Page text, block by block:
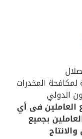
لمكافحة المخدرات
الدولي
العاملين فى أي
بجميع